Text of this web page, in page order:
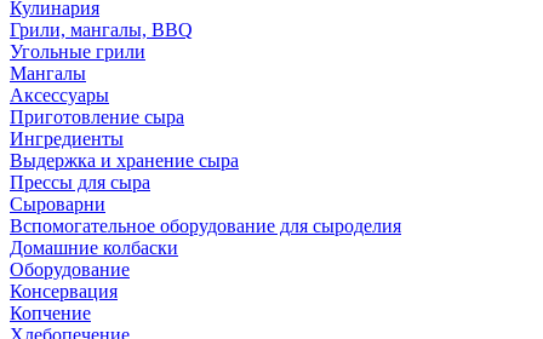
Кулинария
Грили, мангалы, BBQ
Угольные грили
Мангалы
Аксессуары
Приготовление сыра
Ингредиенты
Выдержка и хранение сыра
Прессы для сыра
Сыроварни
Вспомогательное оборудование для сыроделия
Домашние колбаски
Оборудование
Консервация
Копчение
Хлебопечение